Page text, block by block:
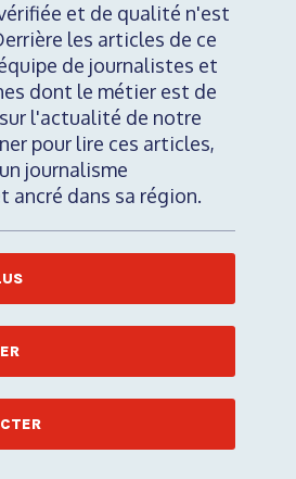
et de qualité n'est
les articles de ce
de journalistes et
dont le métier est de
l'actualité de notre
pour lire ces articles,
journalisme
ancré dans sa région.